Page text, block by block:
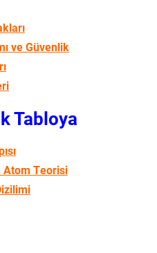
ve Güvenlik
Tabloya
Atom Teorisi